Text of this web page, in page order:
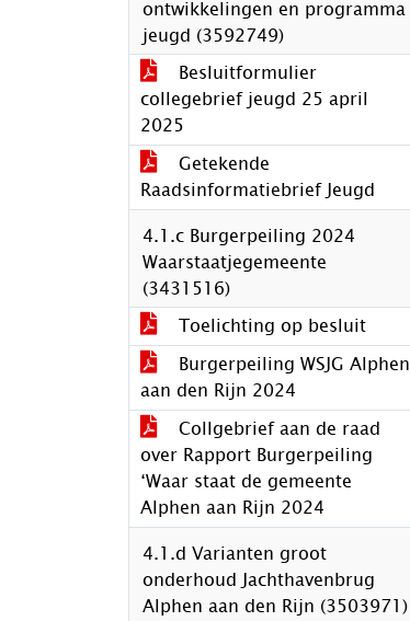
ontwikkelingen en programma
jeugd (3592749)
Besluitformulier
collegebrief jeugd 25 april
2025
Getekende
Raadsinformatiebrief Jeugd
4.1.c Burgerpeiling 2024
Waarstaatjegemeente
(3431516)
Toelichting op besluit
Burgerpeiling WSJG Alphen
aan den Rijn 2024
Collgebrief aan de raad
over Rapport Burgerpeiling
‘Waar staat de gemeente
Alphen aan Rijn 2024
4.1.d Varianten groot
onderhoud Jachthavenbrug
Alphen aan den Rijn (3503971)